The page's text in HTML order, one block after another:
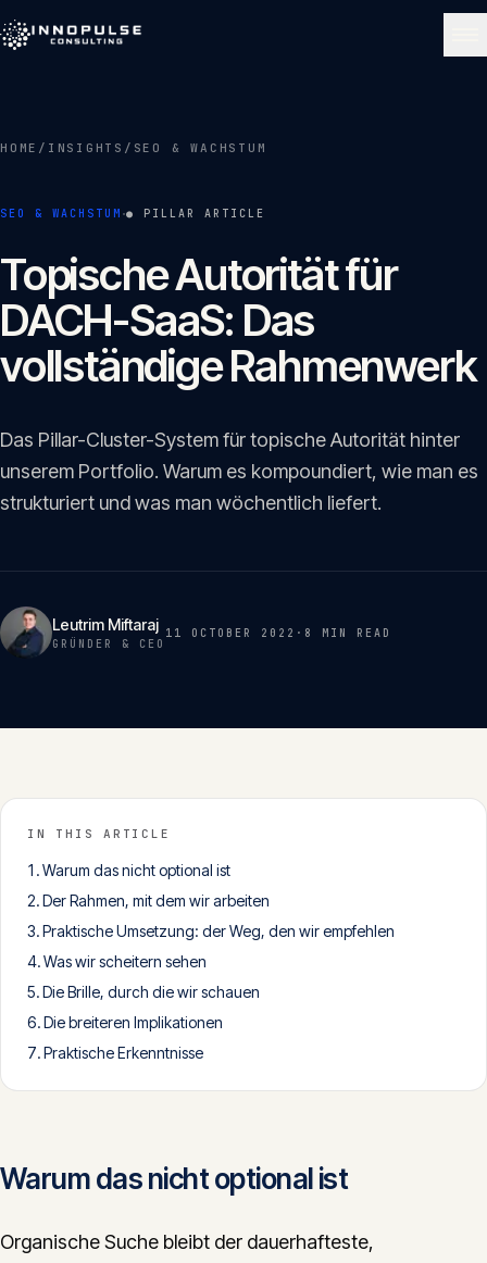
Über uns 02
Leistungen
Portfolio
Insights 05
Get in touch
CONTACT
info@innopulse.io +41 79 508 28 06
HOME / INSIGHTS / SEO & WACHSTUM
SEO & WACHSTUM ·● PILLAR ARTICLE
Topische Autorität für
DACH-SaaS: Das
vollständige Rahmenwerk
Das Pillar-Cluster-System für topische Autorität hinter
unserem Portfolio. Warum es kompoundiert, wie man es
strukturiert und was man wöchentlich liefert.
Leutrim Miftaraj
GRÜNDER & CEO
11 OCTOBER 2022 · 8 MIN READ
IN THIS ARTICLE
Warum das nicht optional ist
Der Rahmen, mit dem wir arbeiten
Praktische Umsetzung: der Weg, den wir empfehlen
Was wir scheitern sehen
Die Brille, durch die wir schauen
Die breiteren Implikationen
Praktische Erkenntnisse
Warum das nicht optional ist
Organische Suche bleibt der dauerhafteste,